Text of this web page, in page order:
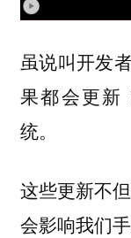
虽说叫开发
果都会更新
统。
这些更新不
会影响我们